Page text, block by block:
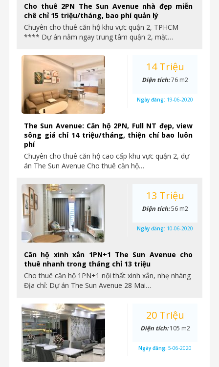
Cho thuê 2PN The Sun Avenue nhà đẹp miễn
chê chỉ 15 triệu/tháng, bao phí quản lý
Chuyên cho thuê căn hộ khu vực quận 2, TPHCM
**** Dự án nằm ngay trung tâm quận 2, mặt…
The Sun Avenue: Căn hộ 2PN, Full NT đẹp, view
sông giá chỉ 14 triệu/tháng, thiện chí bao luôn
phí
Chuyên cho thuê căn hộ cao cấp khu vực quận 2, dự
án The Sun Avenue Cho thuê căn hộ…
14 Triệu
Diện tích:76 m2
Ngày đăng: 19-06-2020
Căn hộ xinh xắn 1PN+1 The Sun Avenue cho
thuê nhanh trong tháng chỉ 13 triệu
Cho thuê căn hộ 1PN+1 nội thất xinh xắn, nhẹ nhàng
Địa chỉ: Dự án The Sun Avenue 28 Mai…
13 Triệu
Diện tích:56 m2
Ngày đăng: 10-06-2020
20 Triệu
Diện tích:105 m2
Ngày đăng: 5-06-2020